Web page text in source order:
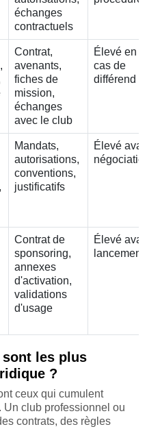
échanges
contractuels
Contrat,
avenants,
fiches de
mission,
échanges
avec le club
Élevé en
cas de
différend
Mandats,
autorisations,
conventions,
justificatifs
Élevé
Contrat de
sponsoring,
annexes
d'activation,
validations
d'usage
Élevé
lancement
les plus
?
ceux qui cumulent
club professionnel ou
contrats, des règles